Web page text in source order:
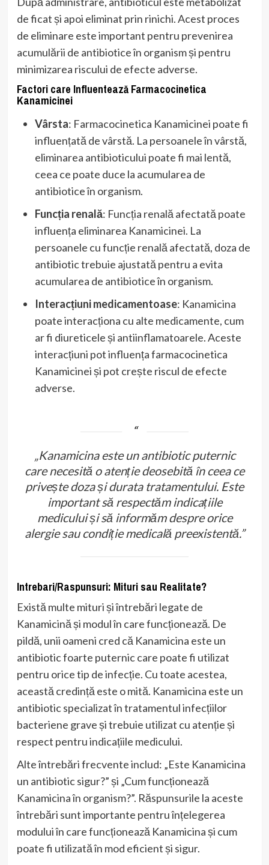
de ficat și apoi eliminat prin rinichi. Acest proces
de eliminare este important pentru prevenirea
acumulării de antibiotice în organism și pentru
minimizarea riscului de efecte adverse.
Factori care Influentează Farmacocinetica
Kanamicinei
Vârsta: Farmacocinetica Kanamicinei poate fi
influențată de vârstă. La persoanele în vârstă,
eliminarea antibioticului poate fi mai lentă,
ceea ce poate duce la acumularea de
antibiotice în organism.
Funcția renală: Funcția renală afectată poate
influența eliminarea Kanamicinei. La
persoanele cu funcție renală afectată, doza de
antibiotic trebuie ajustată pentru a evita
acumularea de antibiotice în organism.
Interacțiuni medicamentoase: Kanamicina
poate interacționa cu alte medicamente, cum
ar fi diureticele și antiinflamatoarele. Aceste
interacțiuni pot influența farmacocinetica
Kanamicinei și pot crește riscul de efecte
adverse.
„Kanamicina este un antibiotic puternic
care necesită o atenție deosebită în ceea ce
privește doza și durata tratamentului. Este
important să respectăm indicațiile
medicului și să informăm despre orice
alergie sau condiție medicală preexistentă.”
Intrebari/Raspunsuri: Mituri sau Realitate?
Există multe mituri și întrebări legate de
Kanamicină și modul în care funcționează. De
pildă, unii oameni cred că Kanamicina este un
antibiotic foarte puternic care poate fi utilizat
pentru orice tip de infecție. Cu toate acestea,
această credință este o mită. Kanamicina este un
antibiotic specializat în tratamentul infecțiilor
bacteriene grave și trebuie utilizat cu atenție și
respect pentru indicațiile medicului.
Alte întrebări frecvente includ: „Este Kanamicina
un antibiotic sigur?” și „Cum funcționează
Kanamicina în organism?”. Răspunsurile la aceste
întrebări sunt importante pentru înțelegerea
modului în care funcționează Kanamicina și cum
poate fi utilizată în mod eficient și sigur.